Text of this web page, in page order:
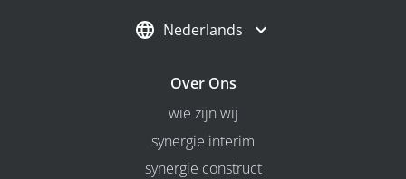
Nederlands
Over Ons
wie zijn wij
synergie interim
synergie construct